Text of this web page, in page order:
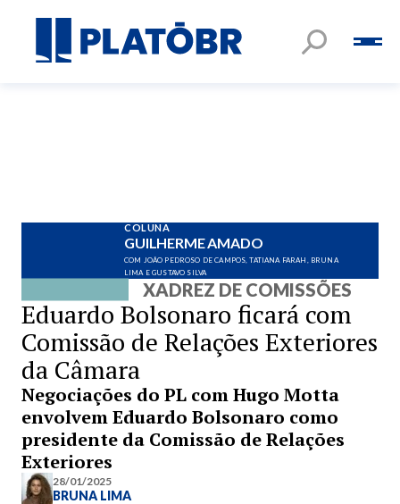
COLUNA
GUILHERME AMADO
COM JOÃO PEDROSO DE CAMPOS, TATIANA FARAH, BRUNA
LIMA E GUSTAVO SILVA
XADREZ DE COMISSÕES
Eduardo Bolsonaro ficará com
Comissão de Relações Exteriores
da Câmara
Negociações do PL com Hugo Motta
envolvem Eduardo Bolsonaro como
presidente da Comissão de Relações
Exteriores
28/01/2025
BRUNA LIMA